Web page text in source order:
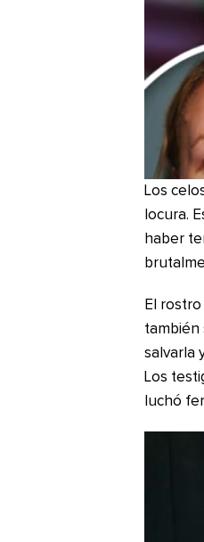
Los
locura.
haber
El
también
salvarla
Los
luchó